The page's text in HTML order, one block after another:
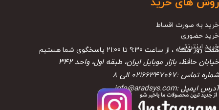
خرید به صورت اقساط
خرید حضوری
خرید اینترنتی
هفت روز هفته ، از ساعت 9:30 تا 21:00 پاسخگوی شما هستیم
خیابان حافظ، بازار موبایل ایران، طبقه اول، واحد ۳۴۲
شماره تماس :02166347067 الی 8
آدرس ایمیل :info@aradsys.com